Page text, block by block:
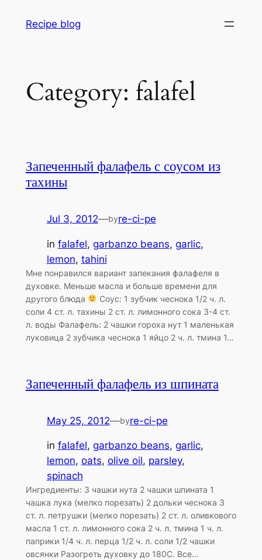
Recipe blog
Category: falafel
Запеченный фалафель с соусом из
тахины
Jul 3, 2012—byre-ci-pe
in falafel, garbanzo beans, garlic
lemon, tahini
Мне понравился вариант запекания фалафеля в
духовке. Меньше масла и больше времени для
другого блюда
Соус: 1 зубчик чеснока 1/2 ч. л.
соли 4 ст. л. тахины 2 ст. л. лимонного сока 3-4 ст.
л. воды Фалафель: 2 чашки гороха нут 1 маленькая
луковица 2 зубчика чеснока 1 яйцо 2 ч. л. тмина 1…
Запеченный фалафель из шпината
May 25, 2012—byre-ci-pe
in falafel, garbanzo beans, garlic
lemon, oats, olive oil, parsley
spinach
Ингредиенты: 3 чашки нута 2 чашки шпината 1
чашка лука (мелко порезать) 2 дольки чеснока 3
ст. л. петрушки (мелко порезать) 2 ст. л. оливкового
масла 1 ст. л. лимонного сока 2 ч. л. тмина 1 ч. л.
паприки 1/4 ч. л. перца 1/2 ч. л. соли 1/2 чашки
овсянки Разогреть духовку до 180С. Все…